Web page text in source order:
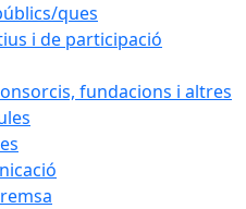
ques
i de participació
fundacions i altres